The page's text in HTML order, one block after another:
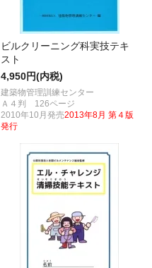
ビルクリーニング科実技テキ
スト
4,950円(内税)
建築物管理訓練センター
Ａ４判 126ページ
2010年10月発売2013年8月 第４版
発行